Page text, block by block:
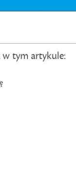
w tym artykule: